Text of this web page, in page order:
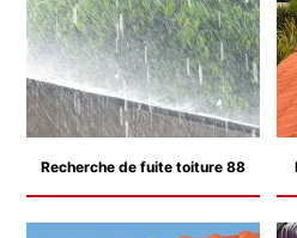
Recherche de fuite toiture 88